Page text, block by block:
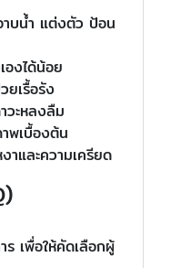
าบน้ำ แต่งตัว ป้อน
งได้น้อย
เรื้อรัง
วะหลงลืม
าพเบื้องต้น
าและความเครียด
เพื่อให้คัดเลือกผู้